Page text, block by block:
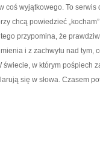
coś wyjątkowego. To
chcą powiedzieć
przypomina, że
i z zachwytu nad tym,
świecie, w którym pośpiech
się w słowa. Czasem